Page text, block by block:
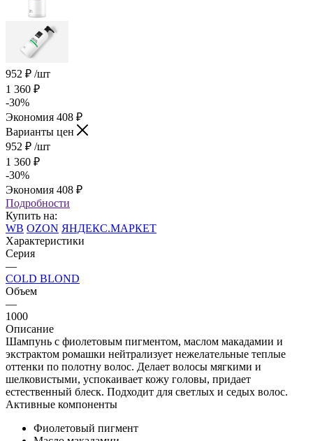
952 ₽ /шт
1 360 ₽
-30%
Экономия 408 ₽
Варианты цен
952 ₽ /шт
1 360 ₽
-30%
Экономия 408 ₽
Подробности
Купить на:
WB OZON ЯНДЕКС.МАРКЕТ
Характеристики
Серия
—
COLD BLOND
Объем
—
1000
Описание
Шампунь с фиолетовым пигментом, маслом макадамии и
экстрактом ромашки нейтрализует нежелательные теплые
оттенки по полотну волос. Делает волосы мягкими и
шелковистыми, успокаивает кожу головы, придает
естественный блеск. Подходит для светлых и седых волос.
Активные компоненты
Фиолетовый пигмент